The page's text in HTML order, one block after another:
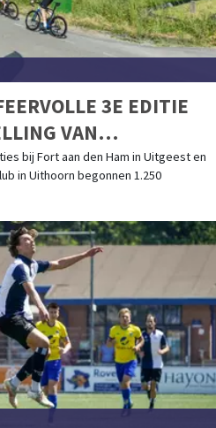
3E EDITIE
VAN
bij Fort aan den Ham in Uitgeest en
in Uithoorn begonnen 1.250